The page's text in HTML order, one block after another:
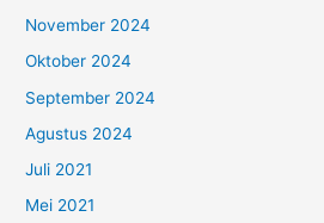
November 2024
Oktober 2024
September 2024
Agustus 2024
Juli 2021
Mei 2021